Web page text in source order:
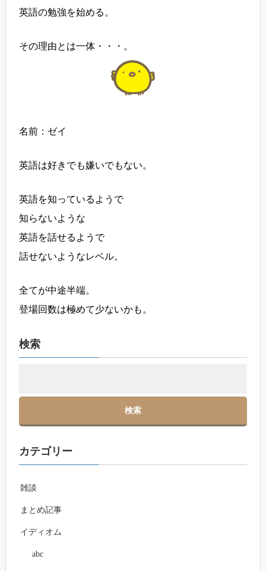
英語の勉強を始める。
その理由とは一体・・・。
名前：ゼイ
英語は好きでも嫌いでもない。
英語を知っているようで
知らないような
英語を話せるようで
話せないようなレベル。
全てが中途半端。
登場回数は極めて少ないかも。
検索
カテゴリー
雑談
まとめ記事
イディオム
abc